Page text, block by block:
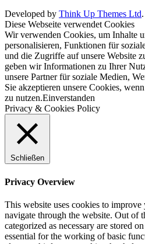
Developed by Think Up Themes Ltd
Diese Webseite verwendet Cookies
Wir verwenden Cookies, um Inhalte
personalisieren, Funktionen für
und die Zugriffe auf unsere Website
geben wir Informationen zu Ihrer
unsere Partner für soziale Medien,
Sie akzeptieren unsere Cookies,
zu nutzen.Einverstanden
Privacy & Cookies Policy
Schließen
Privacy Overview
This website uses cookies to
navigate through the website. Out of
categorized as necessary are stored
essential for the working of basic